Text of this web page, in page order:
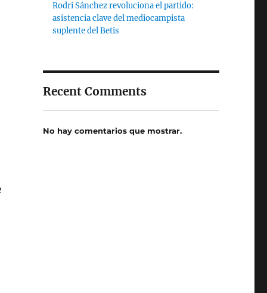
Rodri Sánchez revoluciona el partido:
asistencia clave del mediocampista
suplente del Betis
Recent Comments
No hay comentarios que mostrar.